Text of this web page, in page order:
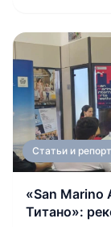
Статьи и
«San Marino
Титано»: